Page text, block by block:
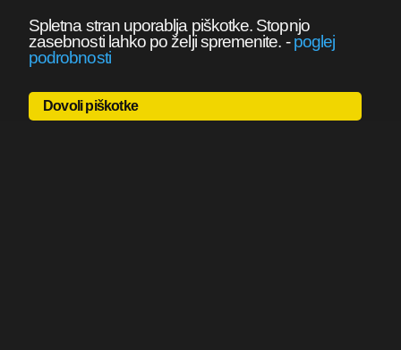
Spletna stran uporablja piškotke. Stopnjo
zasebnosti lahko po želji spremenite. -poglej
podrobnosti
Dovoli piškotke